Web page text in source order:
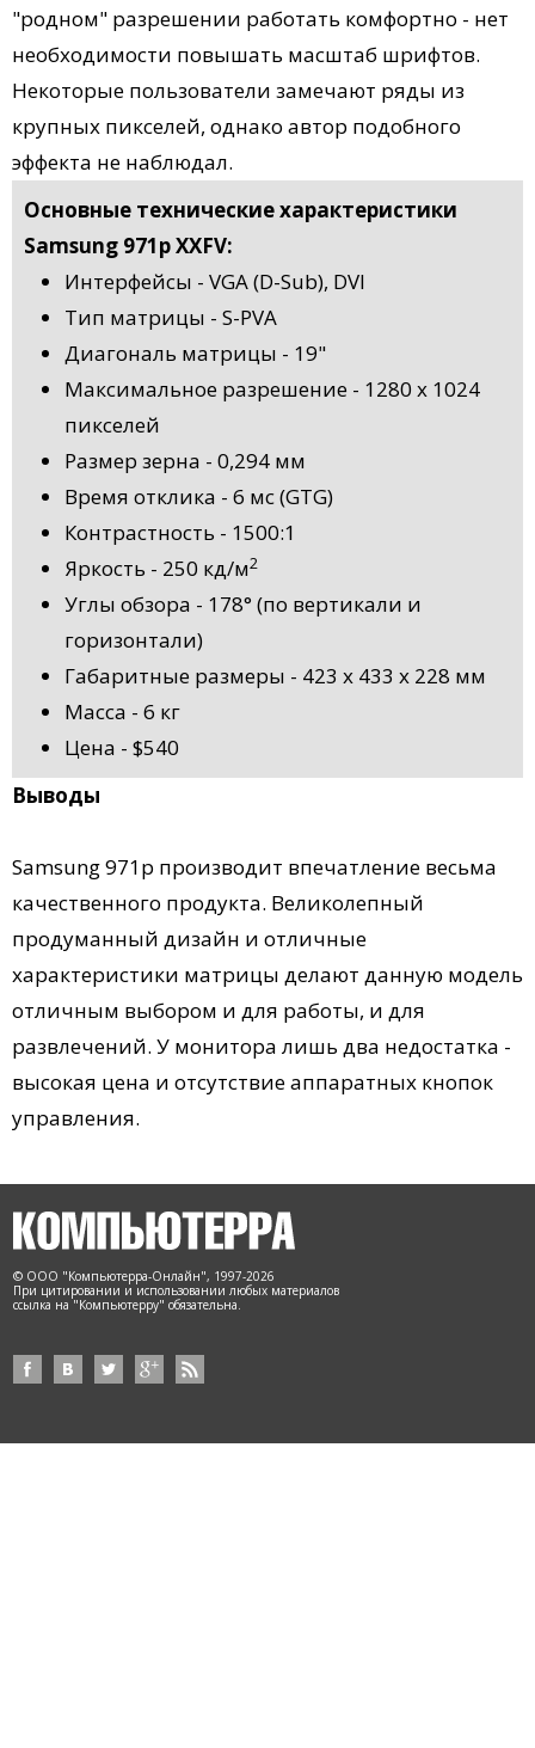
"родном" разрешении работать комфортно - нет
необходимости повышать масштаб шрифтов.
Некоторые пользователи замечают ряды из
крупных пикселей, однако автор подобного
эффекта не наблюдал.
Основные технические характеристики
Samsung 971p XXFV:
Интерфейсы - VGA (D-Sub), DVI
Тип матрицы - S-PVA
Диагональ матрицы - 19"
Максимальное разрешение - 1280 x 1024
пикселей
Размер зерна - 0,294 мм
Время отклика - 6 мс (GTG)
Контрастность - 1500:1
Яркость - 250 кд/м2
Углы обзора - 178° (по вертикали и
горизонтали)
Габаритные размеры - 423 x 433 x 228 мм
Масса - 6 кг
Цена - $540
Выводы
Samsung 971p производит впечатление весьма
качественного продукта. Великолепный
продуманный дизайн и отличные
характеристики матрицы делают данную модель
отличным выбором и для работы, и для
развлечений. У монитора лишь два недостатка -
высокая цена и отсутствие аппаратных кнопок
управления.
© ООО "Компьютерра-Онлайн", 1997-2026
При цитировании и использовании любых материалов
ссылка на "Компьютерру" обязательна.